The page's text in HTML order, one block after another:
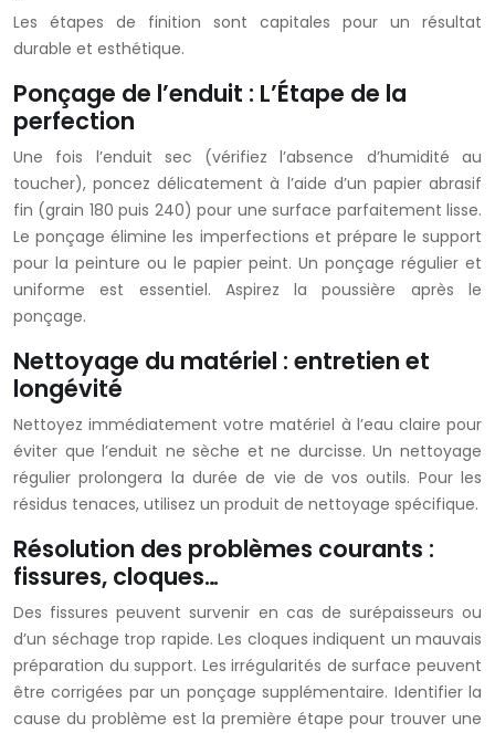
Les étapes de finition sont capitales pour un résultat
durable et esthétique.
Ponçage de l’enduit : L’Étape de la
perfection
Une fois l’enduit sec (vérifiez l’absence d’humidité au
toucher), poncez délicatement à l’aide d’un papier abrasif
fin (grain 180 puis 240) pour une surface parfaitement lisse.
Le ponçage élimine les imperfections et prépare le support
pour la peinture ou le papier peint. Un ponçage régulier et
uniforme est essentiel. Aspirez la poussière après le
ponçage.
Nettoyage du matériel : entretien et
longévité
Nettoyez immédiatement votre matériel à l’eau claire pour
éviter que l’enduit ne sèche et ne durcisse. Un nettoyage
régulier prolongera la durée de vie de vos outils. Pour les
résidus tenaces, utilisez un produit de nettoyage spécifique.
Résolution des problèmes courants :
fissures, cloques…
Des fissures peuvent survenir en cas de surépaisseurs ou
d’un séchage trop rapide. Les cloques indiquent un mauvais
préparation du support. Les irrégularités de surface peuvent
être corrigées par un ponçage supplémentaire. Identifier la
cause du problème est la première étape pour trouver une